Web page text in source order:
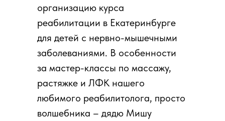
организацию курса
реабилитации в Екатеринбурге
для детей с нервно-мышечными
заболеваниями. В особенности
за мастер-классы по массажу,
растяжке и ЛФК нашего
любимого реабилитолога, просто
волшебника – дядю Мишу